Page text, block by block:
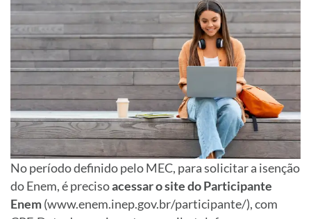
No período definido pelo MEC, para solicitar a isenção
do Enem, é precisoacessar o site do Participante
Enem(www.enem.inep.gov.br/participante/), com